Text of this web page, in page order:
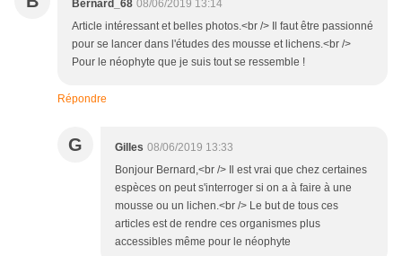
Bernard_68 08/06/2019 13:14
Article intéressant et belles photos.<br /> Il faut être passionné
pour se lancer dans l'études des mousse et lichens.<br />
Pour le néophyte que je suis tout se ressemble !
Répondre
G Gilles 08/06/2019 13:33
Bonjour Bernard,<br /> Il est vrai que chez certaines
espèces on peut s'interroger si on a à faire à une
mousse ou un lichen.<br /> Le but de tous ces
articles est de rendre ces organismes plus
accessibles même pour le néophyte